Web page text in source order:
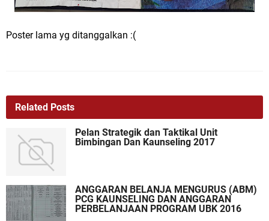
Poster lama yg ditanggalkan :(
Related Posts
Pelan Strategik dan Taktikal Unit
Bimbingan Dan Kaunseling 2017
ANGGARAN BELANJA MENGURUS (ABM)
PCG KAUNSELING DAN ANGGARAN
PERBELANJAAN PROGRAM UBK 2016